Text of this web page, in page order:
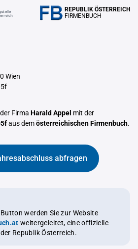
REPUBLIK ÖSTERREICH
FIRMENBUCH
Wien
der Firma Harald Appel mit der
aus demösterreichischen Firmenbuch.
abfragen
werden Sie zur Website
weitergeleitet, eine offizielle
Republik Österreich.